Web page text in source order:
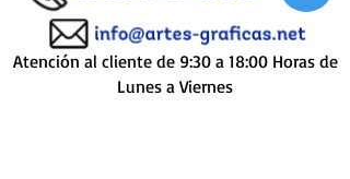
Atención al cliente de 9:30 a 18:00 Horas de
Lunes a Viernes